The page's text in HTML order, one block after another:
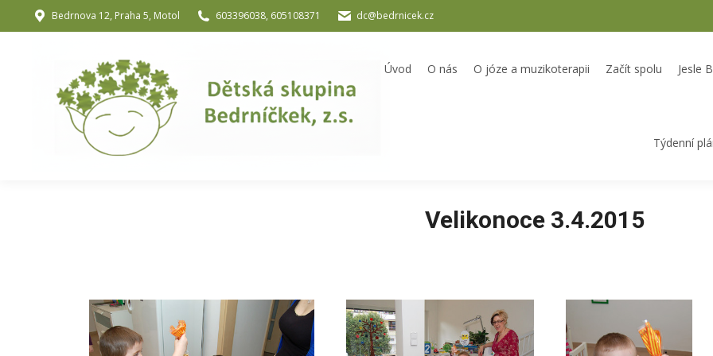
Bedrnova 12, Praha 5, Motol 603396038, 605108371 dc@bedrnicek.cz
Úvod O nás O józe a muzikoterapii Začít spolu Jesle
Týdenní
Velikonoce 3.4.2015
Úvod O nás O józe a muzikoterapii Začít spolu Jesle Bedrníček Školka Bedrníček